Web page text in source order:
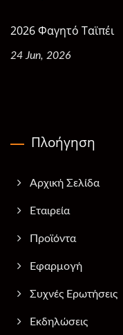
2026 Φαγητό Ταϊπέι
24 Jun, 2026
Πλοήγηση
Αρχική Σελίδα
Εταιρεία
Προϊόντα
Εφαρμογή
Συχνές Ερωτήσεις
Εκδηλώσεις